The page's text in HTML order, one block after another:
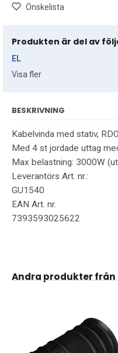
Önskelista
Produkten är del av
EL
Visa fler
BESKRIVNING
Kabelvinda med stativ,
Med 4 st jordade uttag
Max belastning: 3000W
Leverantörs Art. nr.:
GU1540
EAN Art. nr.
7393593025622
Andra produkter